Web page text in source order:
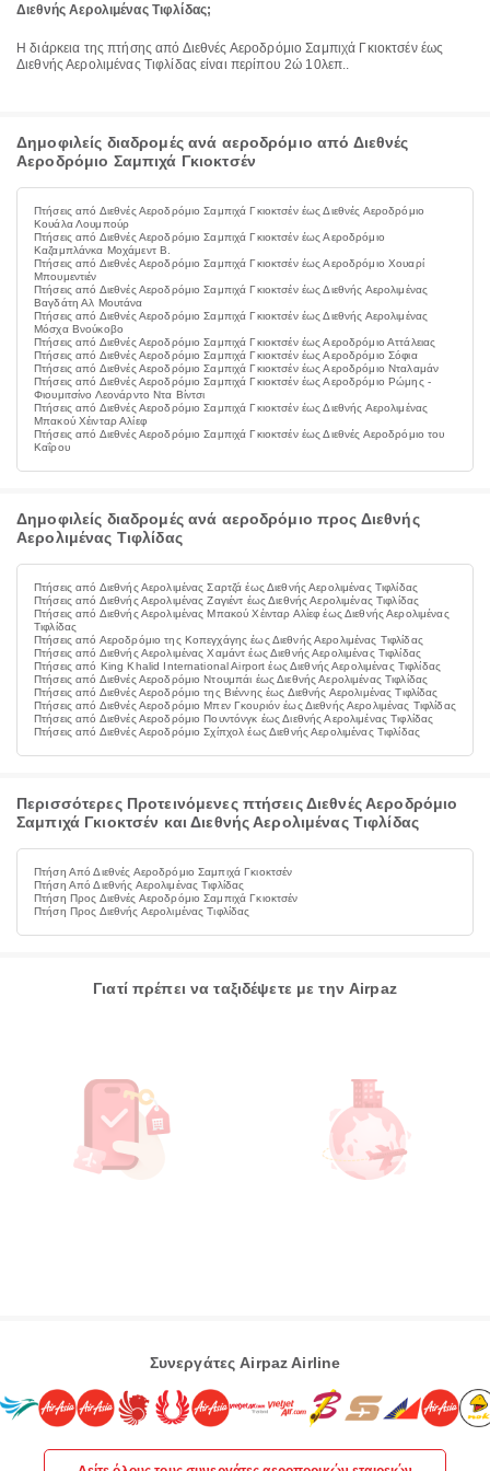
Διεθνής Αερολιμένας Τιφλίδας;
Η διάρκεια της πτήσης από Διεθνές Αεροδρόμιο Σαμπιχά Γκιοκτσέν έως
Διεθνής Αερολιμένας Τιφλίδας είναι περίπου 2ώ 10λεπ..
Δημοφιλείς διαδρομές ανά αεροδρόμιο από Διεθνές
Αεροδρόμιο Σαμπιχά Γκιοκτσέν
Πτήσεις από Διεθνές Αεροδρόμιο Σαμπιχά Γκιοκτσέν έως Διεθνές Αεροδρόμιο
Κουάλα Λουμπούρ
Πτήσεις από Διεθνές Αεροδρόμιο Σαμπιχά Γκιοκτσέν έως Αεροδρόμιο
Καζαμπλάνκα Μοχάμεντ Β.
Πτήσεις από Διεθνές Αεροδρόμιο Σαμπιχά Γκιοκτσέν έως Αεροδρόμιο Χουαρί
Μπουμεντιέν
Πτήσεις από Διεθνές Αεροδρόμιο Σαμπιχά Γκιοκτσέν έως Διεθνής Αερολιμένας
Βαγδάτη Αλ Μουτάνα
Πτήσεις από Διεθνές Αεροδρόμιο Σαμπιχά Γκιοκτσέν έως Διεθνής Αερολιμένας
Μόσχα Βνούκοβο
Πτήσεις από Διεθνές Αεροδρόμιο Σαμπιχά Γκιοκτσέν έως Αεροδρόμιο Αττάλειας
Πτήσεις από Διεθνές Αεροδρόμιο Σαμπιχά Γκιοκτσέν έως Αεροδρόμιο Σόφια
Πτήσεις από Διεθνές Αεροδρόμιο Σαμπιχά Γκιοκτσέν έως Αεροδρόμιο Νταλαμάν
Πτήσεις από Διεθνές Αεροδρόμιο Σαμπιχά Γκιοκτσέν έως Αεροδρόμιο Ρώμης -
Φιουμιτσίνο Λεονάρντο Ντα Βίντσι
Πτήσεις από Διεθνές Αεροδρόμιο Σαμπιχά Γκιοκτσέν έως Διεθνής Αερολιμένας
Μπακού Χέινταρ Αλίεφ
Πτήσεις από Διεθνές Αεροδρόμιο Σαμπιχά Γκιοκτσέν έως Διεθνές Αεροδρόμιο του
Καΐρου
Δημοφιλείς διαδρομές ανά αεροδρόμιο προς Διεθνής
Αερολιμένας Τιφλίδας
Πτήσεις από Διεθνής Αερολιμένας Σαρτζά έως Διεθνής Αερολιμένας Τιφλίδας
Πτήσεις από Διεθνής Αερολιμένας Ζαγιέντ έως Διεθνής Αερολιμένας Τιφλίδας
Πτήσεις από Διεθνής Αερολιμένας Μπακού Χέινταρ Αλίεφ έως Διεθνής Αερολιμένας
Τιφλίδας
Πτήσεις από Αεροδρόμιο της Κοπεγχάγης έως Διεθνής Αερολιμένας Τιφλίδας
Πτήσεις από Διεθνής Αερολιμένας Χαμάντ έως Διεθνής Αερολιμένας Τιφλίδας
Πτήσεις από King Khalid International Airport έως Διεθνής Αερολιμένας Τιφλίδας
Πτήσεις από Διεθνές Αεροδρόμιο Ντουμπάι έως Διεθνής Αερολιμένας Τιφλίδας
Πτήσεις από Διεθνές Αεροδρόμιο της Βιέννης έως Διεθνής Αερολιμένας Τιφλίδας
Πτήσεις από Διεθνές Αεροδρόμιο Μπεν Γκουριόν έως Διεθνής Αερολιμένας Τιφλίδας
Πτήσεις από Διεθνές Αεροδρόμιο Πουντόνγκ έως Διεθνής Αερολιμένας Τιφλίδας
Πτήσεις από Διεθνές Αεροδρόμιο Σχίπχολ έως Διεθνής Αερολιμένας Τιφλίδας
Περισσότερες Προτεινόμενες πτήσεις Διεθνές Αεροδρόμιο
Σαμπιχά Γκιοκτσέν και Διεθνής Αερολιμένας Τιφλίδας
Πτήση Από Διεθνές Αεροδρόμιο Σαμπιχά Γκιοκτσέν
Πτήση Από Διεθνής Αερολιμένας Τιφλίδας
Πτήση Προς Διεθνές Αεροδρόμιο Σαμπιχά Γκιοκτσέν
Πτήση Προς Διεθνής Αερολιμένας Τιφλίδας
Γιατί πρέπει να ταξιδέψετε με την Airpaz
Συνεργάτες Airpaz Airline